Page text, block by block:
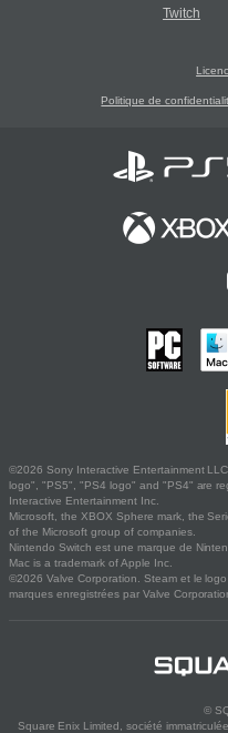
Twitch
Politique de
©2026 Sony Interactive Entertainment
logo", "PS5", "PS4 logo" and "PS4" are
Interactive Entertainment Inc.
Microsoft, the XBOX Sphere mark, the
of the Microsoft group of companies.
Nintendo Switch est une marque de
Mac is a trademark of Apple Inc.
©2026 Valve Corporation. Steam et le
marques enregistrées par Valve
©
Square Enix Limited, société